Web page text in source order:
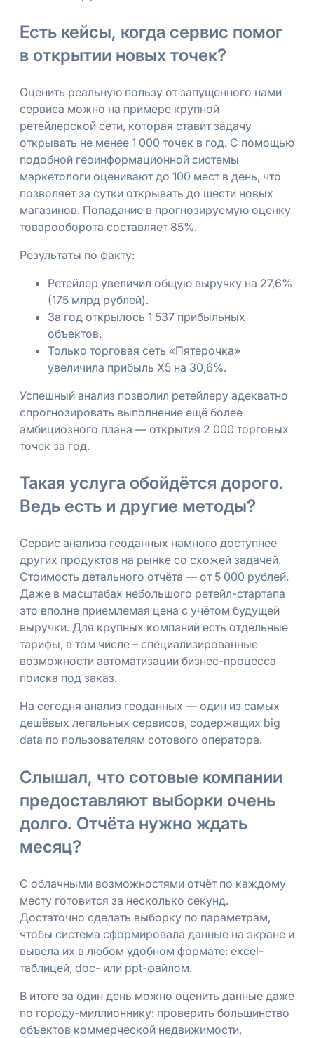
Есть кейсы, когда сервис помог
в открытии новых точек?
Оценить реальную пользу от запущенного нами
сервиса можно на примере крупной
ретейлерской сети, которая ставит задачу
открывать не менее 1 000 точек в год. C помощью
подобной геоинформационной системы
маркетологи оценивают до 100 мест в день, что
позволяет за сутки открывать до шести новых
магазинов. Попадание в прогнозируемую оценку
товарооборота составляет 85%.
Результаты по факту:
Ретейлер увеличил общую выручку на 27,6%
(175 млрд рублей).
За год открылось 1 537 прибыльных
объектов.
Только торговая сеть «Пятерочка»
увеличила прибыль Х5 на 30,6%.
Успешный анализ позволил ретейлеру адекватно
спрогнозировать выполнение ещё более
амбициозного плана — открытия 2 000 торговых
точек за год.
Такая услуга обойдётся дорого.
Ведь есть и другие методы?
Сервис анализа геоданных намного доступнее
других продуктов на рынке со схожей задачей.
Стоимость детального отчёта — от 5 000 рублей.
Даже в масштабах небольшого ретейл-стартапа
это вполне приемлемая цена с учётом будущей
выручки. Для крупных компаний есть отдельные
тарифы, в том числе – специализированные
возможности автоматизации бизнес-процесса
поиска под заказ.
На сегодня анализ геоданных — один из самых
дешёвых легальных сервисов, содержащих big
data по пользователям сотового оператора.
Слышал, что сотовые компании
предоставляют выборки очень
долго. Отчёта нужно ждать
месяц?
С облачными возможностями отчёт по каждому
месту готовится за несколько секунд.
Достаточно сделать выборку по параметрам,
чтобы система сформировала данные на экране и
вывела их в любом удобном формате: excel-
таблицей, doc- или ppt-файлом.
В итоге за один день можно оценить данные даже
по городу-миллионнику: проверить большинство
объектов коммерческой недвижимости,